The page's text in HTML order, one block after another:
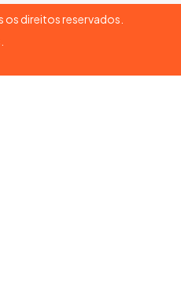
os direitos reservados.